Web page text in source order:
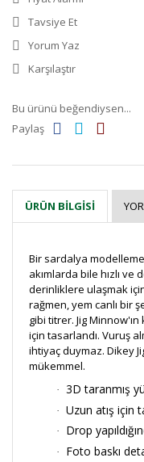
Tavsiye Et
Yorum Yaz
Karşılaştır
Bu ürünü beğendiysen...
Paylaş
ÜRÜN BILGISI
Bir sardalya
akımlarda bile hızlı
derinliklere ulaşmak için
rağmen, yem canlı bir
gibi titrer. Jig
için tasarlandı. Vuruş
ihtiyaç duymaz. Dikey
mükemmel.
· 3D taranmış
· Uzun atış için
· Drop
· Foto baskı